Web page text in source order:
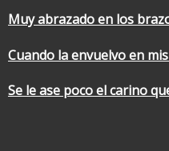
Muy abrazado en los
Cuando la envuelvo en
Se le ase poco el carino